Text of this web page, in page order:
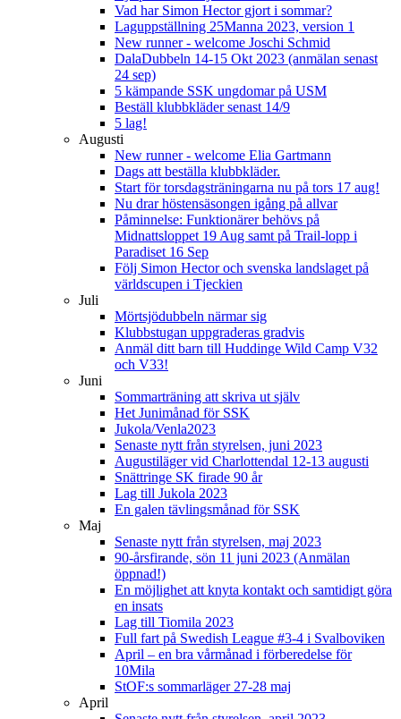
Vad har Simon Hector gjort i sommar?
Laguppställning 25Manna 2023, version 1
New runner - welcome Joschi Schmid
DalaDubbeln 14-15 Okt 2023 (anmälan senast
24 sep)
5 kämpande SSK ungdomar på USM
Beställ klubbkläder senast 14/9
5 lag!
Augusti
New runner - welcome Elia Gartmann
Dags att beställa klubbkläder.
Start för torsdagsträningarna nu på tors 17 aug!
Nu drar höstensäsongen igång på allvar
Påminnelse: Funktionärer behövs på
Midnattsloppet 19 Aug samt på Trail-lopp i
Paradiset 16 Sep
Följ Simon Hector och svenska landslaget på
världscupen i Tjeckien
Juli
Mörtsjödubbeln närmar sig
Klubbstugan uppgraderas gradvis
Anmäl ditt barn till Huddinge Wild Camp V32
och V33!
Juni
Sommarträning att skriva ut själv
Het Junimånad för SSK
Jukola/Venla2023
Senaste nytt från styrelsen, juni 2023
Augustiläger vid Charlottendal 12-13 augusti
Snättringe SK firade 90 år
Lag till Jukola 2023
En galen tävlingsmånad för SSK
Maj
Senaste nytt från styrelsen, maj 2023
90-årsfirande, sön 11 juni 2023 (Anmälan
öppnad!)
En möjlighet att knyta kontakt och samtidigt göra
en insats
Lag till Tiomila 2023
Full fart på Swedish League #3-4 i Svalboviken
April – en bra vårmånad i förberedelse för
10Mila
StOF:s sommarläger 27-28 maj
April